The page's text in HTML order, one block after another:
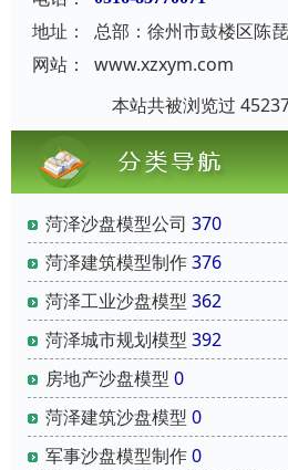
地址：
总部：徐州市鼓楼区陈
网站：
www.xzxym.com
本站共被浏览过
菏泽沙盘模型公司 370
菏泽建筑模型制作376
菏泽工业沙盘模型 362
菏泽城市规划模型 392
房地产沙盘模型 0
菏泽建筑沙盘模型 0
军事沙盘模型制作0